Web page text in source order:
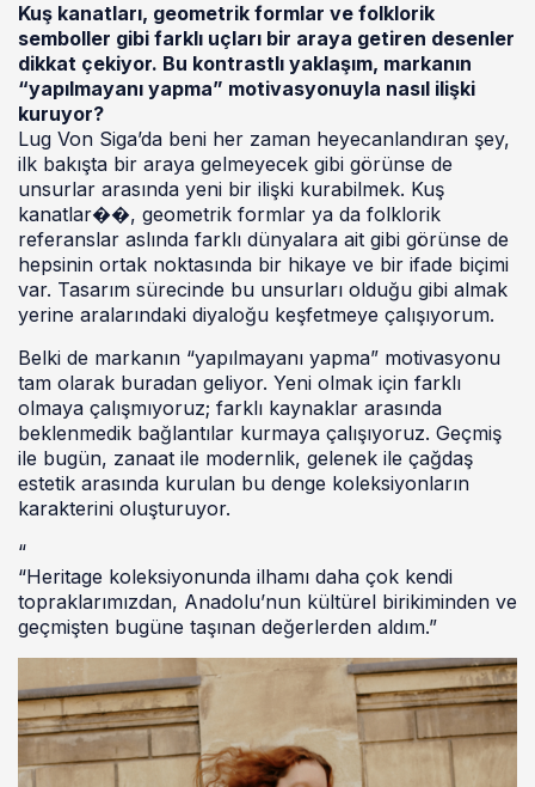
Kuş kanatları, geometrik formlar ve folklorik
semboller gibi farklı uçları bir araya getiren desenler
dikkat çekiyor. Bu kontrastlı yaklaşım, markanın
“yapılmayanı yapma” motivasyonuyla nasıl ilişki
kuruyor?
Lug Von Siga’da beni her zaman heyecanlandıran şey,
ilk bakışta bir araya gelmeyecek gibi görünse de
unsurlar arasında yeni bir ilişki kurabilmek. Kuş
kanatlar��, geometrik formlar ya da folklorik
referanslar aslında farklı dünyalara ait gibi görünse de
hepsinin ortak noktasında bir hikaye ve bir ifade biçimi
var. Tasarım sürecinde bu unsurları olduğu gibi almak
yerine aralarındaki diyaloğu keşfetmeye çalışıyorum.
Belki de markanın “yapılmayanı yapma” motivasyonu
tam olarak buradan geliyor. Yeni olmak için farklı
olmaya çalışmıyoruz; farklı kaynaklar arasında
beklenmedik bağlantılar kurmaya çalışıyoruz. Geçmiş
ile bugün, zanaat ile modernlik, gelenek ile çağdaş
estetik arasında kurulan bu denge koleksiyonların
karakterini oluşturuyor.
“
“Heritage koleksiyonunda ilhamı daha çok kendi
topraklarımızdan, Anadolu’nun kültürel birikiminden ve
geçmişten bugüne taşınan değerlerden aldım.”